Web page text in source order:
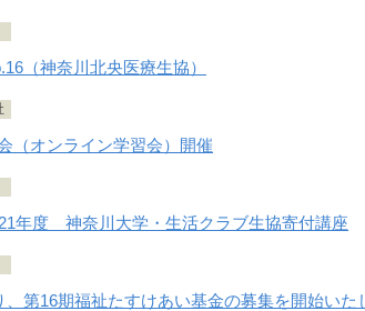
（神奈川北央医療生協）
（オンライン学習会）開催
年度 神奈川大学・生活クラブ生協寄付講座
第16期福祉たすけあい基金の募集を開始いた